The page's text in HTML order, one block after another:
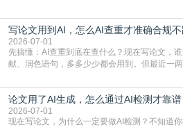
论文的初审通过率。实际上，SCI期刊对重复
或缺的一环。本篇AEIC学术交流中心小编就为
一、查重是标准流程答案是明确的：绝大多数S
写论文用到AI，怎么AI查重才准确合规不
2026-07-01
先搞懂：AI查重到底在查什么？现在写论文，
献、润色语句，多多少少都会用到。但最近一
须加做AI查重。很多人分不清，AI查重和普通
通查重查的是你的文字和已公开文献的重复比
的内容里，有多少是AI生成的，防的是过
论文用了AI生成，怎么通过AI检测才靠谱
2026-07-01
现在写论文，为什么一定要做AI检测？不知道